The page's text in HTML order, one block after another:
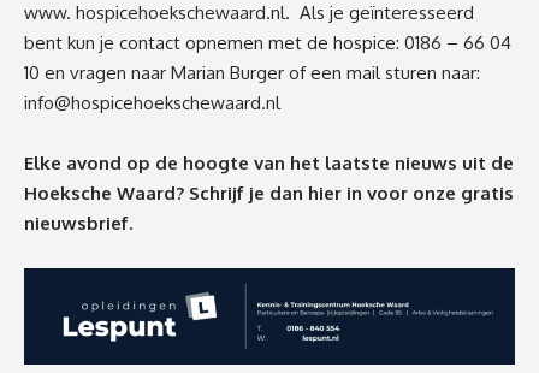
www. hospicehoekschewaard.nl. Als je geïnteresseerd
bent kun je contact opnemen met de hospice: 0186 – 66 04
10 en vragen naar Marian Burger of een mail sturen naar:
info@hospicehoekschewaard.nl
Elke avond op de hoogte van het laatste nieuws uit de
Hoeksche Waard? Schrijf je dan hier in voor onze gratis
nieuwsbrief.